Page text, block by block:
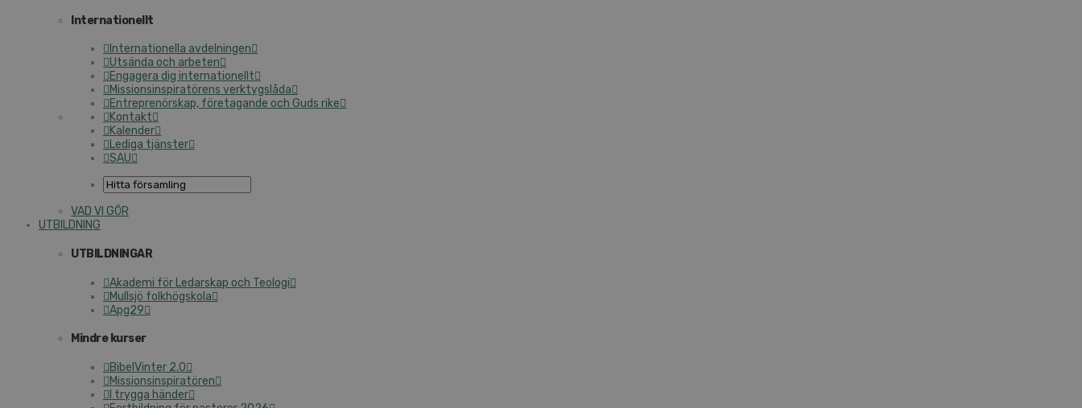
Internationellt
Internationella avdelningen
Utsända och arbeten
Engagera dig internationellt
Missionsinspiratörens verktygslåda
Entreprenörskap, företagande och Guds rike
Kontakt
Kalender
Lediga tjänster
SAU
VAD VI GÖR
UTBILDNING
UTBILDNINGAR
Akademi för Ledarskap och Teologi
Mullsjö folkhögskola
Apg29
Mindre kurser
BibelVinter 2.0
Missionsinspiratören
I trygga händer